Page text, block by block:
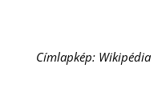
Címlapkép: Wikipédia